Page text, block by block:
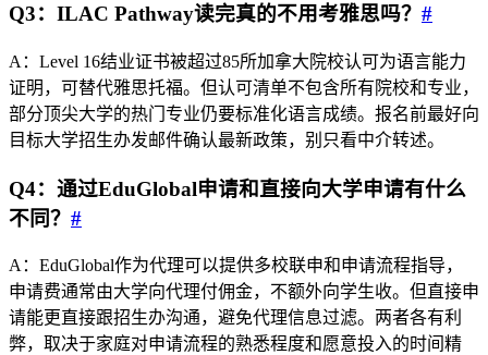
Q3：ILAC Pathway读完真的不用考雅思吗？ #
A：Level 16结业证书被超过85所加拿大院校认可为语言能力
证明，可替代雅思托福。但认可清单不包含所有院校和专业，
部分顶尖大学的热门专业仍要标准化语言成绩。报名前最好向
目标大学招生办发邮件确认最新政策，别只看中介转述。
Q4：通过EduGlobal申请和直接向大学申请有什么
不同？ #
A：EduGlobal作为代理可以提供多校联申和申请流程指导，
申请费通常由大学向代理付佣金，不额外向学生收。但直接申
请能更直接跟招生办沟通，避免代理信息过滤。两者各有利
弊，取决于家庭对申请流程的熟悉程度和愿意投入的时间精